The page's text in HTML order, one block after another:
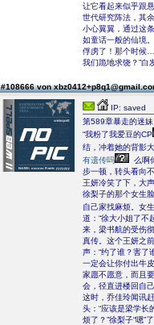
让它看起来似乎跟
世代研究阵法，其
小心翼翼，通过这
如童话一般的仙境
俘虏了！那个时候
我们跪地求饶？”白
#108666 von
IP: saved
第589章暴走的迷妹
“我粉了我爱豆的CP
结，冲着她的背影
有遗传吗
么啊
步一顿，转头看向
王妍冷笑了下，大
徐梨子的那个女生
自己家找麻烦。女
道：“徐大小姐了不
来，梁书航的受伤
真传。这个王妍之
声：“约了谁？害了
一定会让你付出牛
家愿不愿意，而且
会，径直进楼回自
这时，乔佳玲闻讯
头：“应该是梁学长
烦了？”徐梨子“嗯”